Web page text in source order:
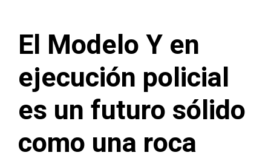
El Modelo Y en
ejecución policial
es un futuro sólido
como una roca